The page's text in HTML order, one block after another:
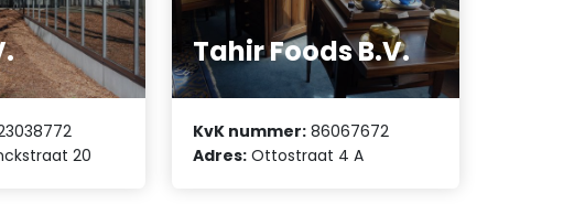
20
Tahir Foods B.V.
KvK nummer: 86067672
Adres: Ottostraat 4 A